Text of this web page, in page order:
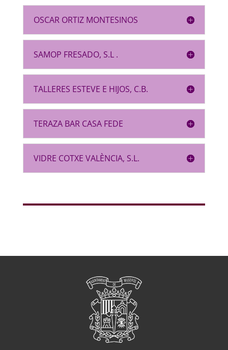
OSCAR ORTIZ MONTESINOS
SAMOP FRESADO, S.L .
TALLERES ESTEVE E HIJOS, C.B.
TERAZA BAR CASA FEDE
VIDRE COTXE VALÈNCIA, S.L.